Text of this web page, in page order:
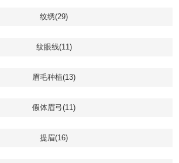
纹绣(29)
纹眼线(11)
眉毛种植(13)
假体眉弓(11)
提眉(16)